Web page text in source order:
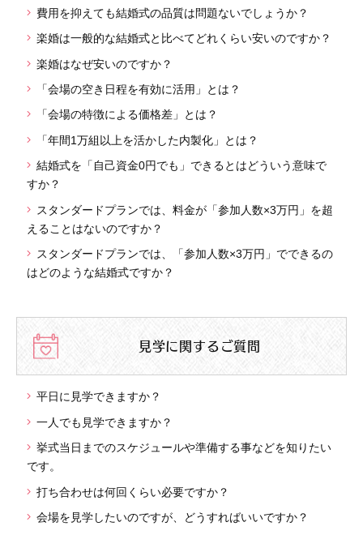
費用を抑えても結婚式の品質は問題ないでしょうか？
楽婚は一般的な結婚式と比べてどれくらい安いのですか？
楽婚はなぜ安いのですか？
「会場の空き日程を有効に活用」とは？
「会場の特徴による価格差」とは？
「年間1万組以上を活かした内製化」とは？
結婚式を「自己資金0円でも」できるとはどういう意味で
すか？
スタンダードプランでは、料金が「参加人数×3万円」を超
えることはないのですか？
スタンダードプランでは、「参加人数×3万円」でできるの
はどのような結婚式ですか？
見学に関するご質問
平日に見学できますか？
一人でも見学できますか？
挙式当日までのスケジュールや準備する事などを知りたい
です。
打ち合わせは何回くらい必要ですか？
会場を見学したいのですが、どうすればいいですか？